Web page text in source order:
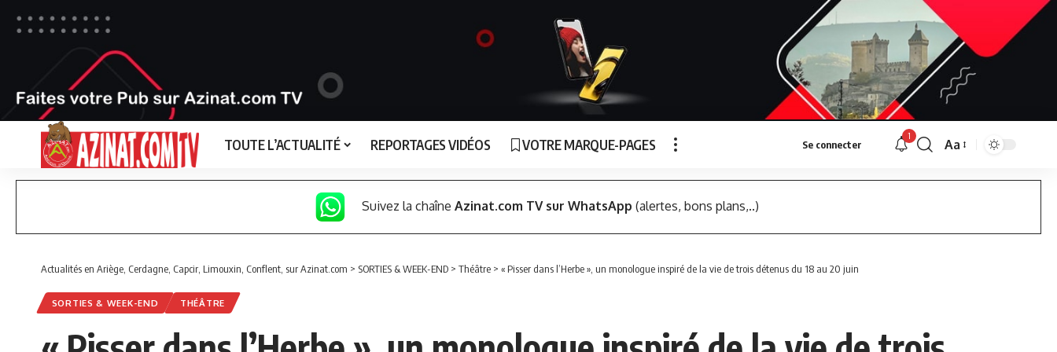
TOUTE L’ACTUALITÉ REPORTAGES VIDÉOS VOTRE MARQUE-PAGES Se connecter
1
Font
Aa
Suivez la chaîne Azinat.com TV sur WhatsApp (alertes, bons plans,..)
Actualités en Ariège, Cerdagne, Capcir, Limouxin, Conflent, sur Azinat.com > SORTIES & WEEK-END > Théâtre > « Pisser dans l’Herbe », un monologue inspiré de la vie de trois détenus du 18 au 20 juin
SORTIES & WEEK-END THÉÂTRE